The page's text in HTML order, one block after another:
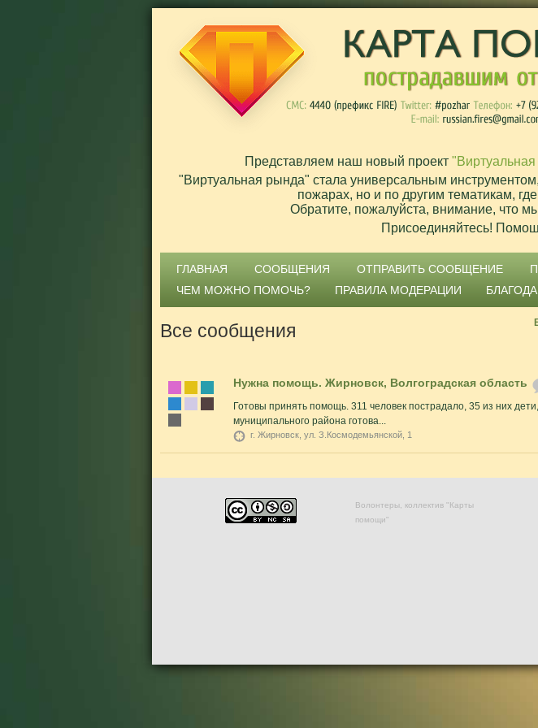
Представляем наш новый проект
"Виртуальная рында" стала универсальным
пожарах, но и по другим тематикам,
Обратите, пожалуйста, внимание, что
Присоединяйтесь!
ГЛАВНАЯ СООБЩЕНИЯ ОТПРАВИТЬ СООБЩЕНИЕ
ЧЕМ МОЖНО ПОМОЧЬ?
ПРАВИЛА МОДЕРАЦИИ
Все сообщения
Нужна помощь. Жирновск, Волгоградская область
Готовы принять помощь. 311 человек пострадало, 35 из них
муниципального района готова...
г. Жирновск, ул. З.Космодемьянской, 1
Волонтеры, коллектив "Карты
помощи"